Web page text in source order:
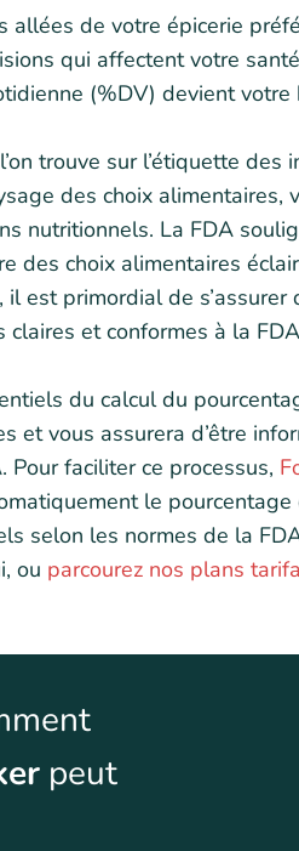
allées de votre épicerie
qui affectent votre
(%DV) devient
trouve sur l’étiquette
des choix alimentaires,
nutritionnels. La FDA
des choix alimentaires
il est primordial de
et conformes à la
du calcul du
et vous assurera d’être
Pour faciliter ce processus,
le
selon les normes de la
ou parcourez nos plans
peut